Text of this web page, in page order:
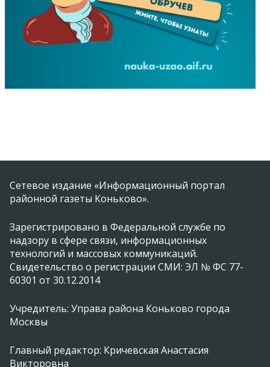
Сетевое издание «Информационный портал
районной газеты Коньково».
Зарегистрировано в Федеральной службе по
надзору в сфере связи, информационных
технологий и массовых коммуникаций.
Свидетельство о регистрации СМИ: ЭЛ № ФС 77-
60301 от 30.12.2014
Учредитель: Управа района Коньково города
Москвы
Главный редактор: Кричевская Анастасия
Викторовна